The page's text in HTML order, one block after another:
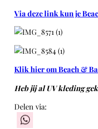
Via deze link kun je
Klik hier om Beach &
Heb jij al UV kleding
Delen via: